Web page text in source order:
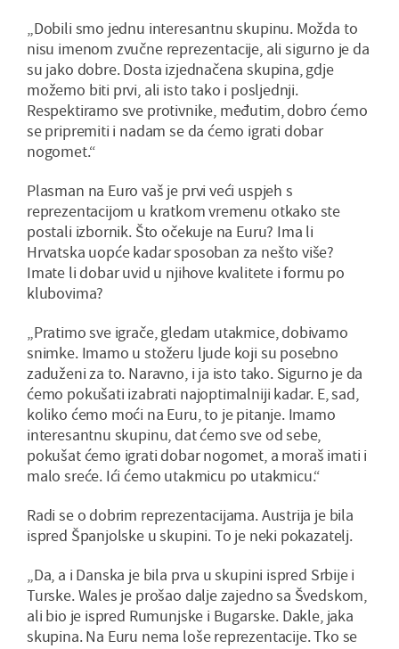
„Dobili smo jednu interesantnu skupinu. Možda to
nisu imenom zvučne reprezentacije, ali sigurno je da
su jako dobre. Dosta izjednačena skupina, gdje
možemo biti prvi, ali isto tako i posljednji.
Respektiramo sve protivnike, međutim, dobro ćemo
se pripremiti i nadam se da ćemo igrati dobar
nogomet.“
Plasman na Euro vaš je prvi veći uspjeh s
reprezentacijom u kratkom vremenu otkako ste
postali izbornik. Što očekuje na Euru? Ima li
Hrvatska uopće kadar sposoban za nešto više?
Imate li dobar uvid u njihove kvalitete i formu po
klubovima?
„Pratimo sve igrače, gledam utakmice, dobivamo
snimke. Imamo u stožeru ljude koji su posebno
zaduženi za to. Naravno, i ja isto tako. Sigurno je da
ćemo pokušati izabrati najoptimalniji kadar. E, sad,
koliko ćemo moći na Euru, to je pitanje. Imamo
interesantnu skupinu, dat ćemo sve od sebe,
pokušat ćemo igrati dobar nogomet, a moraš imati i
malo sreće. Ići ćemo utakmicu po utakmicu.“
Radi se o dobrim reprezentacijama. Austrija je bila
ispred Španjolske u skupini. To je neki pokazatelj.
„Da, a i Danska je bila prva u skupini ispred Srbije i
Turske. Wales je prošao dalje zajedno sa Švedskom,
ali bio je ispred Rumunjske i Bugarske. Dakle, jaka
skupina. Na Euru nema loše reprezentacije. Tko se